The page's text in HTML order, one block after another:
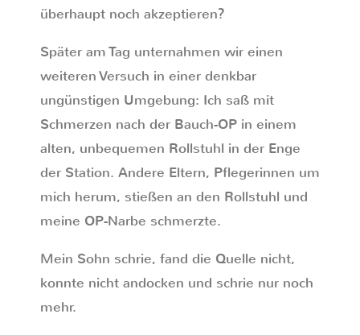
überhaupt noch akzeptieren?
Später am Tag unternahmen wir einen
weiteren Versuch in einer denkbar
ungünstigen Umgebung: Ich saß mit
Schmerzen nach der Bauch-OP in einem
alten, unbequemen Rollstuhl in der Enge
der Station. Andere Eltern, Pflegerinnen um
mich herum, stießen an den Rollstuhl und
meine OP-Narbe schmerzte.
Mein Sohn schrie, fand die Quelle nicht,
konnte nicht andocken und schrie nur noch
mehr.